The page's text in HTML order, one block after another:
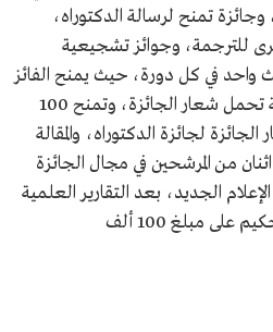
تمنح لرسالة الدكتوراه،
للترجمة، وجوائز تشجيعية
واحد في كل دورة، حيث يمنح الفائز
مبلغ 500 ألف ريال، وميدالية تحمل شعار الجائزة، وتمنح 100
لجائزة الدكتوراه، والمقالة
من المرشحين في مجال الجائزة
الجديد، بعد التقارير العلمية
والفنية، المقدمة من لجان التحكيم على مبلغ 100 ألف